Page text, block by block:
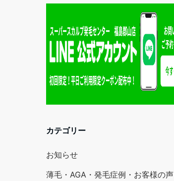
カテゴリー
お知らせ
薄毛・AGA・発毛症例・お客様の声